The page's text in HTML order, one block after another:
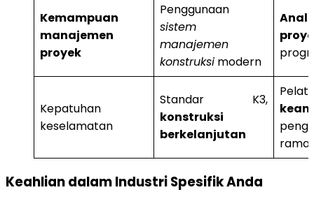
Kemampuan
manajemen
proyek
Penggunaan
sistem
manajemen
konstruksi modern
Kepatuhan
keselamatan
Standar K3,
konstruksi
berkelanjutan
Keahlian dalam Industri Spesifik Anda